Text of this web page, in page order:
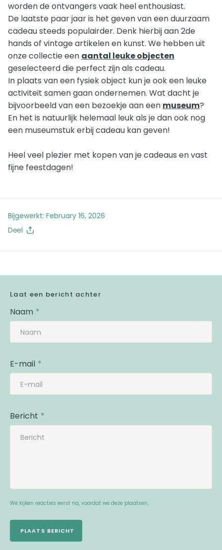
worden de ontvangers vaak heel enthousiast.
De laatste paar jaar is het geven van een duurzaam
cadeau steeds populairder. Denk hierbij aan 2de
hands of vintage artikelen en kunst. We hebben uit
onze collectie een aantal leuke objecten
geselecteerd die perfect zijn als cadeau.
In plaats van een fysiek object kun je ook een leuke
activiteit samen gaan ondernemen. Wat dacht je
bijvoorbeeld van een bezoekje aan een museum?
En het is natuurlijk helemaal leuk als je dan ook nog
een museumstuk erbij cadeau kan geven!
Heel veel plezier met kopen van je cadeaus en vast
fijne feestdagen!
Bijgewerkt: February 16, 2026
Deel
Laat een bericht achter
Naam
E-mail
Bericht
We kijken reacties eerst na, voordat we deze plaatsen.
PLAATS BERICHT